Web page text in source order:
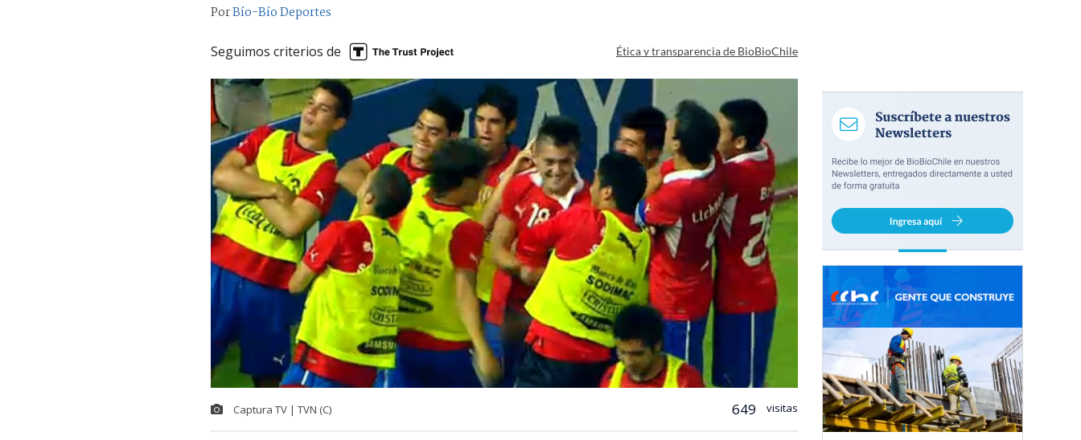
PorBío-Bío Deportes
Seguimos criterios de Ética y transparencia de BioBioChile
Captura TV | TVN (C) 649 visitas